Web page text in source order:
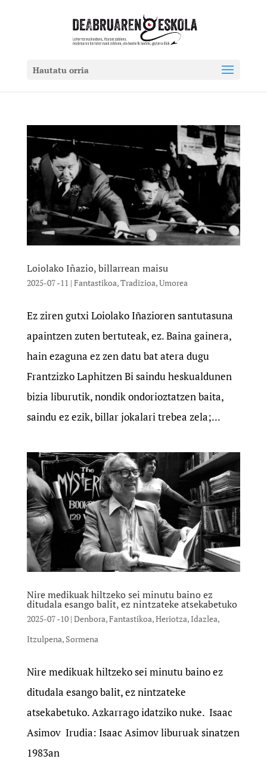
Hautatu orria
Loiolako Iñazio, billarrean maisu
2025-07 -11 | Fantastikoa,Tradizioa,Umorea
Ez ziren gutxi Loiolako Iñazioren santutasuna
apaintzen zuten bertuteak, ez. Baina gainera,
hain ezaguna ez zen datu bat atera dugu
Frantzizko Laphitzen Bi saindu heskualdunen
bizia liburutik, nondik ondorioztatzen baita,
saindu ez ezik, billar jokalari trebea zela;...
Nire medikuak hiltzeko sei minutu baino ez
ditudala esango balit, ez nintzateke atsekabetuko
2025-07 -10| Denbora,Fantastikoa,Heriotza,Idazlea,
Itzulpena, Sormena
Nire medikuak hiltzeko sei minutu baino ez
ditudala esango balit, ez nintzateke
atsekabetuko. Azkarrago idatziko nuke. Isaac
Asimov Irudia: Isaac Asimov liburuak sinatzen
1983an